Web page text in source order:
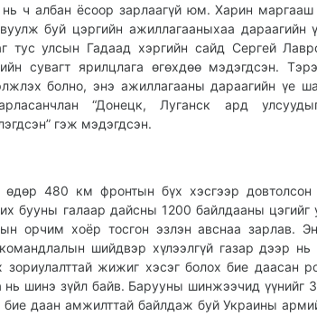
ч албан ёсоор зарлаагүй юм. Харин
буй цэргийн ажиллагааныхаа дараагийн
тус улсын Гадаад хэргийн сайд Сергей
сувагт ярилцлага өгөхдөө мэдэгдсэн.
болно, энэ ажиллагааны дараагийн үе
“Донецк, Луганск ард
гэж мэдэгдсэн.
өдөр 480 км фронтын бүх хэсгээр довтолсон
бууны галаар дайсны 1200 байлдааны цэгийг
орчим хоёр тосгон эзлэн авснаа зарлав.
шийдвэр хүлээлгүй газар дээр нь
зориулалттай жижиг хэсэг болох бие даасан
нь шинэ зүйл байв. Барууны шинжээчид үүнийг
бие даан амжилттай байлдаж буй Украины